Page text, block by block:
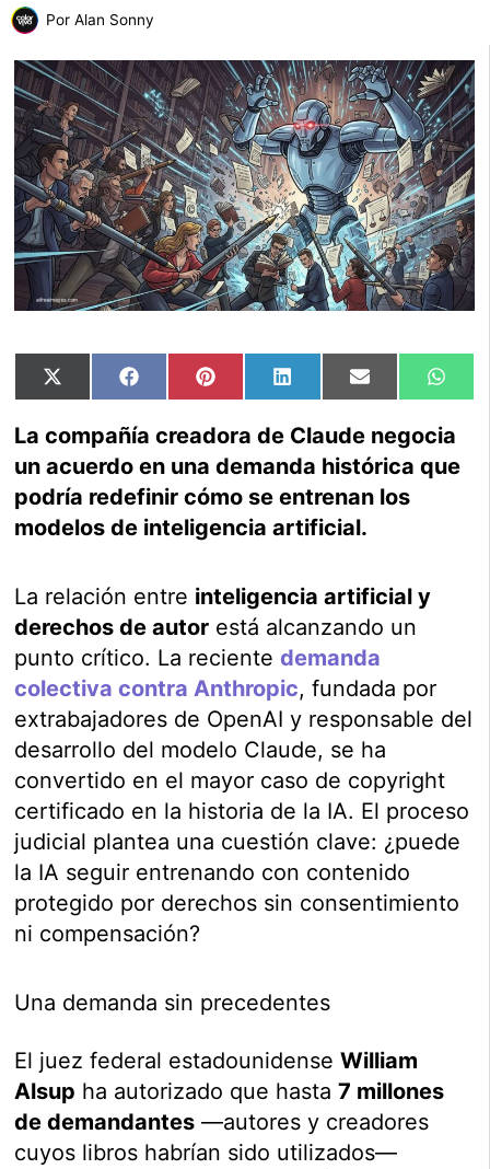
Por Alan Sonny
Compartir
en
X
Compartir
en
FacebookCompartir
en
PinterestCompartir
en
LinkedInCompartir
en
Email
en
La compañía creadora de Claude negocia
un acuerdo en una demanda histórica que
podría redefinir cómo se entrenan los
modelos de inteligencia artificial.
La relación entre inteligencia artificial y
derechos de autor está alcanzando un
punto crítico. La recientedemanda
colectiva contra Anthropic, fundada por
extrabajadores de OpenAI y responsable del
desarrollo del modelo Claude, se ha
convertido en el mayor caso de copyright
certificado en la historia de la IA. El proceso
judicial plantea una cuestión clave: ¿puede
la IA seguir entrenando con contenido
protegido por derechos sin consentimiento
ni compensación?
Una demanda sin precedentes
El juez federal estadounidenseWilliam
Alsup ha autorizado que hasta7 millones
de demandantes —autores y creadores
cuyos libros habrían sido utilizados—